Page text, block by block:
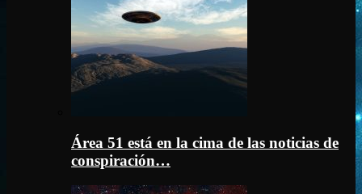
Área 51 está en la cima de las noticias de
conspiración…